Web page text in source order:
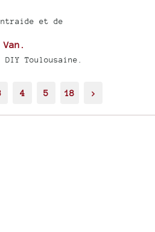
et de
Toulousaine.
4 5 18 >